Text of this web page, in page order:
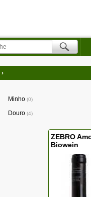
›
Minho 0
Douro 4
ZEBRO
Biowein